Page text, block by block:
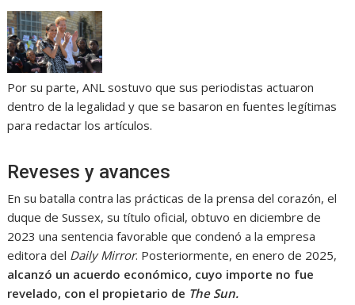
Por su parte, ANL sostuvo que sus periodistas actuaron
dentro de la legalidad y que se basaron en fuentes legítimas
para redactar los artículos.
Reveses y avances
En su batalla contra las prácticas de la prensa del corazón, el
duque de Sussex, su título oficial, obtuvo en diciembre de
2023 una sentencia favorable que condenó a la empresa
editora del Daily Mirror. Posteriormente, en enero de 2025,
alcanzó un acuerdo económico, cuyo importe no fue
revelado, con el propietario de The Sun.